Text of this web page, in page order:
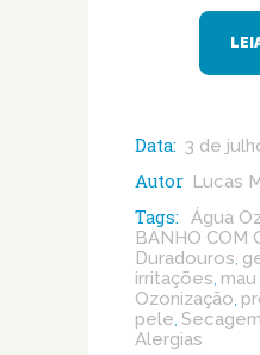
Data: 3 de
Autor Lucas
Tags: Água
BANHO COM
Duradouros
irritações
Ozonização
pele
Alergias